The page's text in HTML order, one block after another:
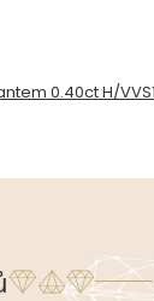
0.40ct H/